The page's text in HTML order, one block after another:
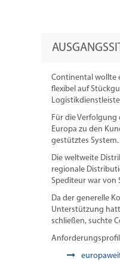
Continental wollte
flexibel auf
Für die
Europa zu den
gestütztes
Die weltweite
regionale
Spediteur war von
Da der generelle
Unterstützung
schließen, suchte